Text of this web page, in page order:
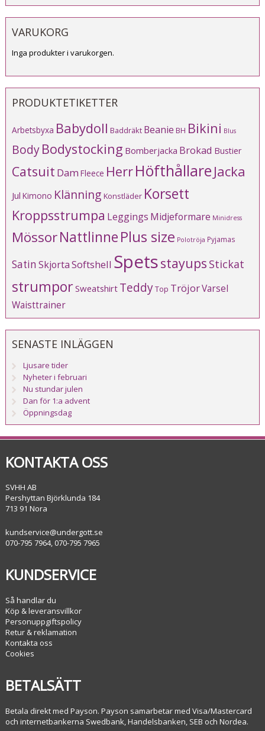
VARUKORG
Inga produkter i varukorgen.
PRODUKTETIKETTER
Arbetsbyxa Babydoll Baddräkt Beanie BH Bikini Blus
BodyBodystocking Bomberjacka Brokad Bustier
Catsuit Dam Fleece HerrHöfthållare Jacka
Jul Kimono Klänning Konstläder Korsett
Kroppsstrumpa Leggings Midjeformare Minidress
MössorNattlinnePlus size Polotröja Pyjamas
SatinSkjortaSoftshell Spetsstayups Stickat
strumporSweatshirt TeddyTop TröjorVarsel
Waisttrainer
SENASTE INLÄGGEN
Ljusare tider
Nyheter i februari
Nu stundar julen
Dan för 1:a advent
Öppningsdag
KONTAKTA OSS
SVHH AB
Pershyttan Björklunda 184
713 91 Nora
kundservice@undergott.se
070-795 7964, 070-795 7965
KUNDSERVICE
Så handlar du
Köp & leveransvillkor
Personuppgiftspolicy
Retur & reklamation
Kontakta oss
Cookies
BETALSÄTT
Betala direkt med Payson. Payson samarbetar med Visa/Mastercard
och internetbankerna Swedbank, Handelsbanken, SEB och Nordea.